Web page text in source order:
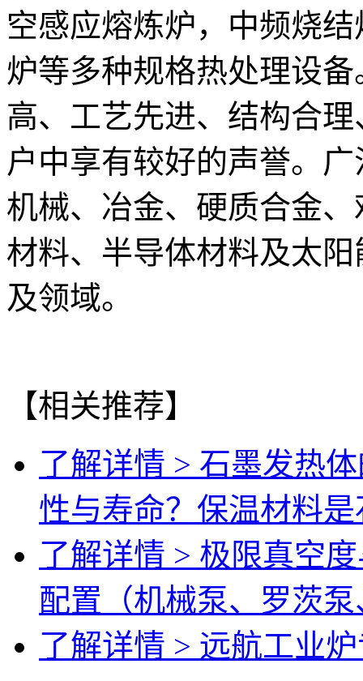
空感应熔炼炉，中频烧
炉等多种规格热处理设
高、工艺先进、结构合
户中享有较好的声誉。
机械、冶金、硬质合金
材料、半导体材料及太
及领域。
【相关推荐】
了解详情 > 石墨发热
性与寿命？保温材料
了解详情 > 极限真空
配置（机械泵、罗茨
了解详情 > 远航工业